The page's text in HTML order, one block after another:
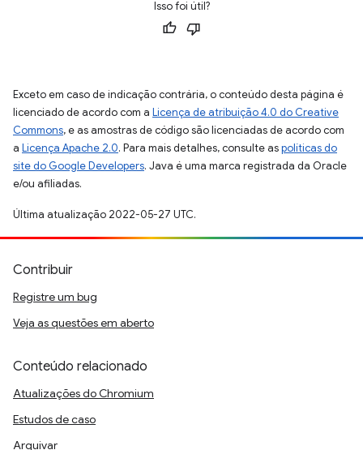
Isso foi útil?
Exceto em caso de indicação contrária, o conteúdo desta página é
licenciado de acordo com a Licença de atribuição 4.0 do Creative
Commons, e as amostras de código são licenciadas de acordo com
a Licença Apache 2.0. Para mais detalhes, consulte aspolíticas do
site do Google Developers. Java é uma marca registrada da Oracle
e/ou afiliadas.
Última atualização 2022-05-27 UTC.
Contribuir
Registre um bug
Veja as questões em aberto
Conteúdo relacionado
Atualizações do Chromium
Estudos de caso
Arquivar